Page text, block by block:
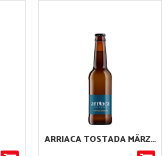
ARRIACA TOSTADA MÄRZEN